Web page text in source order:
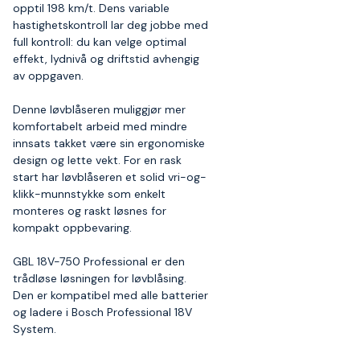
opptil 198 km/t. Dens variable
hastighetskontroll lar deg jobbe med
full kontroll: du kan velge optimal
effekt, lydnivå og driftstid avhengig
av oppgaven.
Denne løvblåseren muliggjør mer
komfortabelt arbeid med mindre
innsats takket være sin ergonomiske
design og lette vekt. For en rask
start har løvblåseren et solid vri-og-
klikk-munnstykke som enkelt
monteres og raskt løsnes for
kompakt oppbevaring.
GBL 18V-750 Professional er den
trådløse løsningen for løvblåsing.
Den er kompatibel med alle batterier
og ladere i Bosch Professional 18V
System.